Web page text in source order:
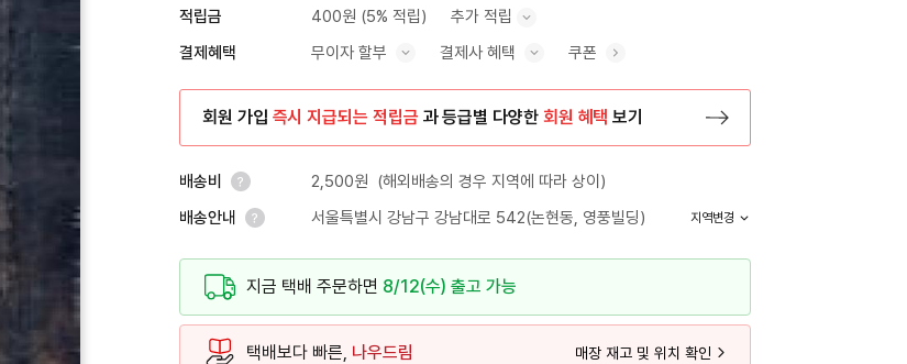
적립금 400원 (5% 적립) 추가 적립
결제혜택 무이자 할부 결제사 혜택 쿠폰
회원 가입 즉시 지급되는 적립금 과 등급별 다양한 회원 혜택 보기
배송비 2,500원 (해외배송의 경우 지역에 따라 상이)
배송안내
서울특별시 강남구 강남대로 542(논현동, 영풍빌딩) 지역변경
지금 택배 주문하면 8/12(수) 출고 가능
택배보다 빠른, 나우드림 매장 재고 및 위치 확인